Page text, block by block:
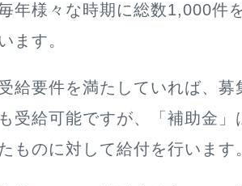
年様々な時期に総数1,000件
ます。
給要件を満たしていれば、
受給可能ですが、「補助金
ものに対して給付を行います